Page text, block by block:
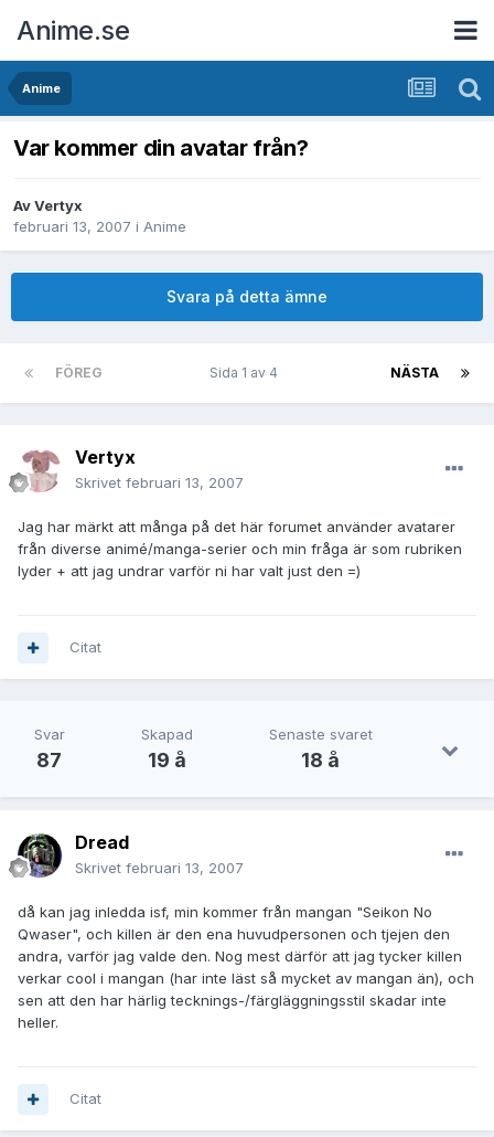
Anime.se
Anime
Var kommer din avatar från?
AvVertyx
februari 13, 2007 i Anime
Svara på detta ämne
FÖREG NÄSTA
Sida 1 av 4
Vertyx
Skrivet februari 13, 2007
Jag har märkt att många på det här forumet använder avatarer
från diverse animé/manga-serier och min fråga är som rubriken
lyder + att jag undrar varför ni har valt just den =)
Citat
Svar
87
Skapad
19 å
Senaste svaret
18 å
Dread
Skrivet februari 13, 2007
då kan jag inledda isf, min kommer från mangan "Seikon No
Qwaser", och killen är den ena huvudpersonen och tjejen den
andra, varför jag valde den. Nog mest därför att jag tycker killen
verkar cool i mangan (har inte läst så mycket av mangan än), och
sen att den har härlig tecknings-/färgläggningsstil skadar inte
heller.
Citat